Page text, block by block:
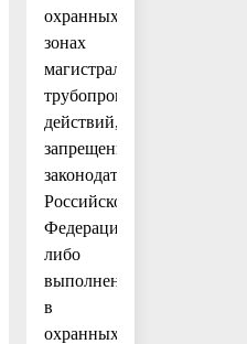
охранных
зонах
магистральных
трубопроводов
действий,
запрещенных
законодательством
Российской
Федерации,
либо
выполнение
в
охранных